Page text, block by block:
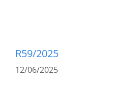
R59/2025
12/06/2025